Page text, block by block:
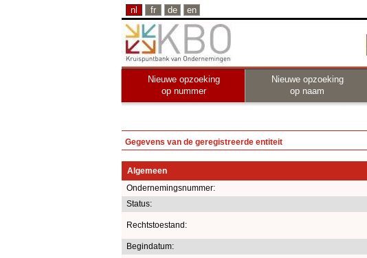
nl fr de en
Nieuwe opzoeking
op nummer
Nieuwe opzoeking
op naam
Gegevens van de geregistreerde entiteit
Algemeen
Ondernemingsnummer:
Status:
Rechtstoestand:
Begindatum: